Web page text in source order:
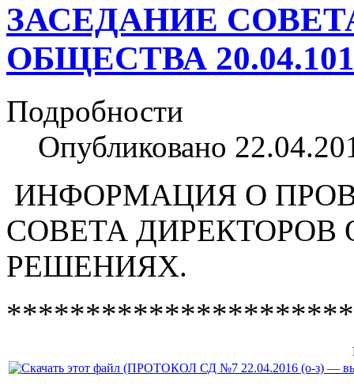
ЗАСЕДАНИЕ
ОБЩЕСТВА
Подробности
Опубликовано
ИНФОРМАЦИЯ О
СОВЕТА
РЕШЕНИЯХ.